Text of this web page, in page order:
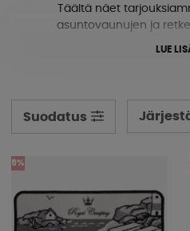
Täältä näet
asuntovaunujen ja
LUE
Suodatus
5%